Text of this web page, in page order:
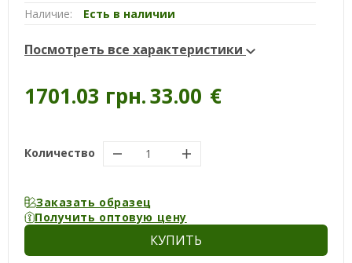
Наличие:
Есть в наличии
Посмотреть все характеристики
1701.03 грн.33.00 €
Количество
Заказать образец
Получить оптовую цену
КУПИТЬ